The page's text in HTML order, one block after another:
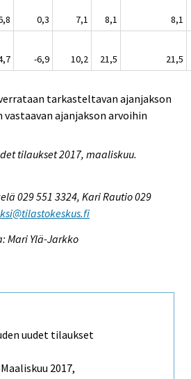
0,3 7,1 8,1
8,1
-6,9 10,2 21,5 21,5
tarkasteltavan ajanjakson
vastaavan ajanjakson arvoihin
tilaukset 2017, maaliskuu.
029 551 3324, Kari Rautio 029
Mari Ylä-Jarkko
uudet tilaukset
Maaliskuu 2017,